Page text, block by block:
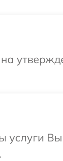
услуги